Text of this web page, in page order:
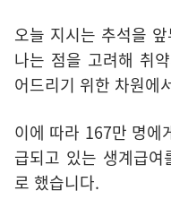
오늘 지시는 추석을
나는 점을 고려해 취
어드리기 위한 차원에
이에 따라 167만 명에
급되고 있는 생계급
로 했습니다.